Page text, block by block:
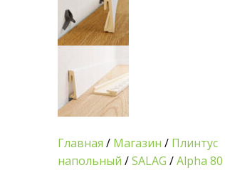
Главная / Магазин / Плинтус
напольный /SALAG /Alpha 80